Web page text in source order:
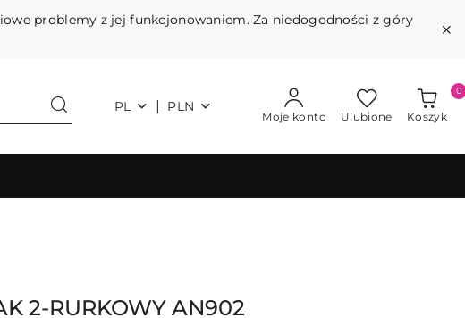
problemy z jej funkcjonowaniem. Za niedogodności z góry
PL | PLN
Moje konto Ulubione Koszyk
0
2-RURKOWY AN902